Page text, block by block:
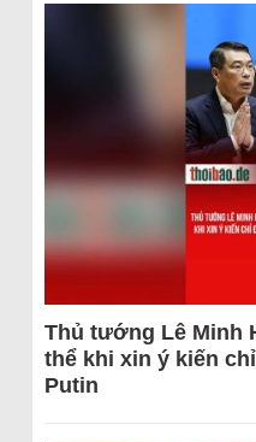
Thủ tướng Lê Minh
thể khi xin ý kiến
Putin